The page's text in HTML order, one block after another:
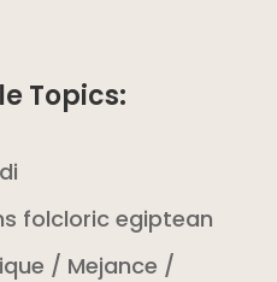
Topics:
folcloric egiptean
/ Mejance /